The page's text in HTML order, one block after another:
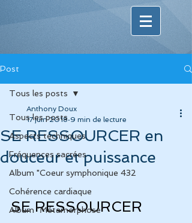
Post
Tous les posts
Aspects techniques
Fréquences sacrées
Album "Coeur symphonique 432
Cohérence cardiaque
Album "Métamorphose"
Tous les posts
SE RESSOURCER en
douceur et puissance
Anthony Doux
17 juin 2018 9 min de lecture
SE RESSOURCER